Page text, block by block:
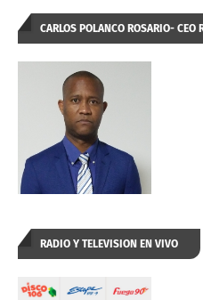
CARLOS POLANCO ROSARIO- CEO
RADIO Y TELEVISION EN VIVO